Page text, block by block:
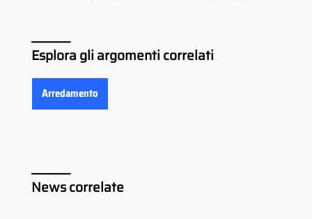
Esplora gli argomenti correlati
Arredamento
News correlate